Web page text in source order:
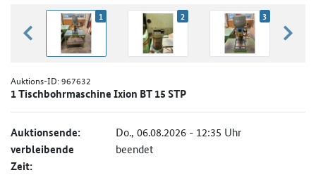
zurück blättern
1 2 3
Auktions-ID:967632
1 Tischbohrmaschine Ixion BT 15 STP
Auktionsende: Do., 06.08.2026 - 12:35 Uhr
verbleibende
Zeit:
beendet